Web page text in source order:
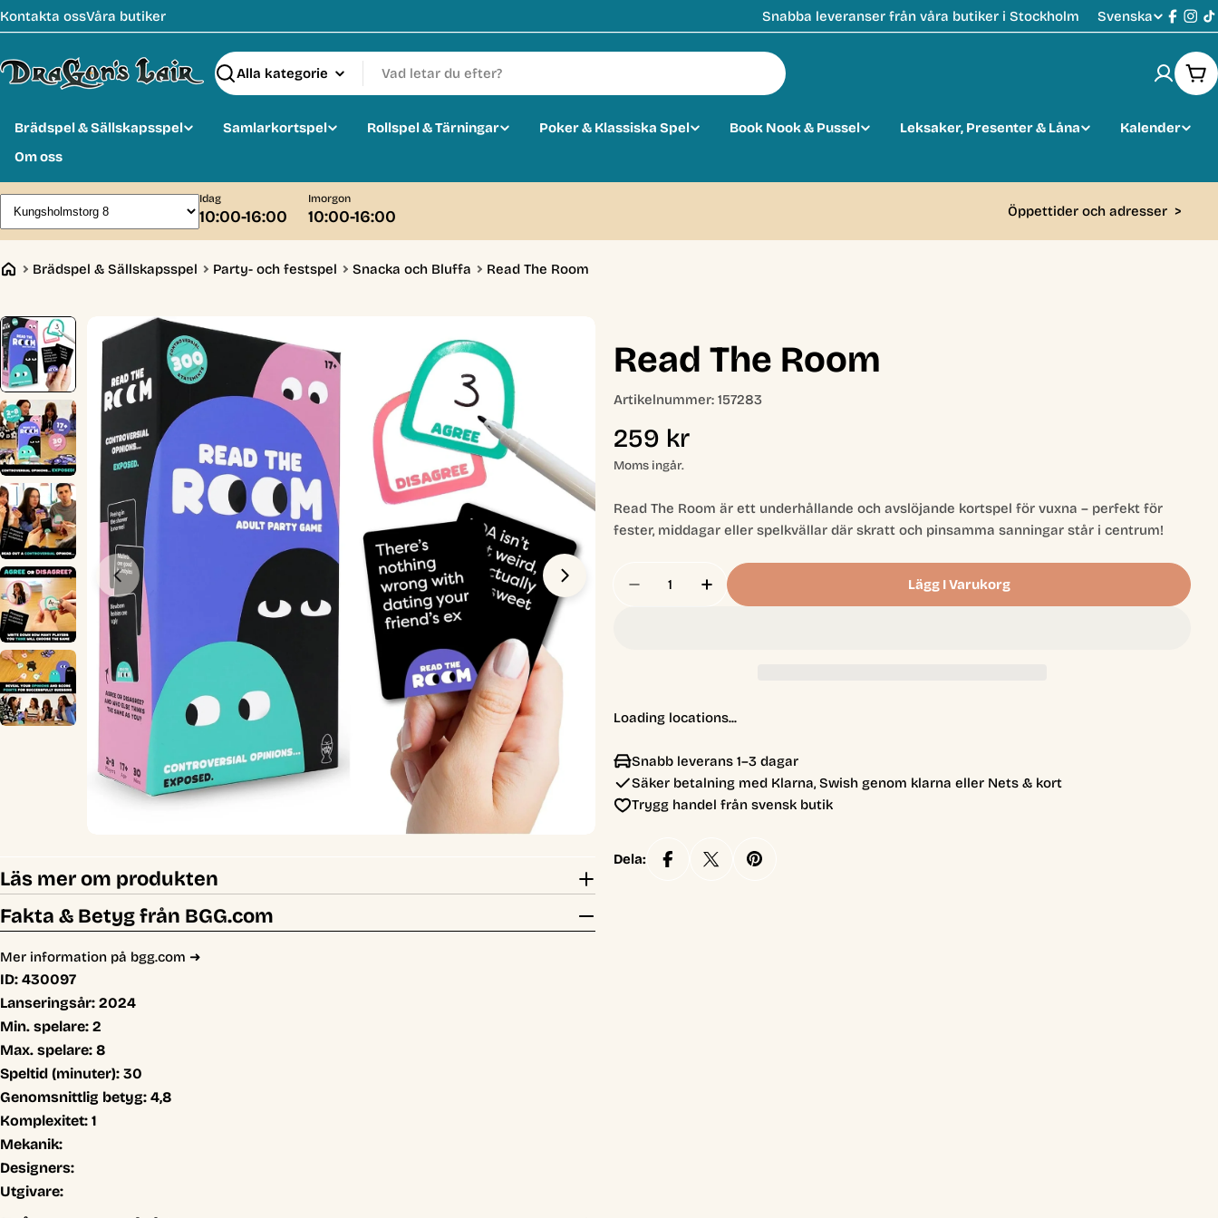
Hoppa
till
Kontakta ossVåra butiker Snabba leveranser från våra butiker i Stockholm
S
k
Svenska
Sök
Brädspel & Sällskapsspel Samlarkortspel Rollspel & Tärningar Poker & Klassiska Spel Book Nook & Pussel Leksaker, Presenter & Låna
Kalender
Om oss
Idag
10:00-16:00
Imorgon
10:00-16:00 Öppettider och adresser >
Brädspel & Sällskapsspel Party- och festspel Snacka och Bluffa Read The Room
Öppna media 0 i modal Öppna media 1 i modal Öppna media
Läs mer om produkten
Fakta & Betyg från BGG.com
Mer information på bgg.com ➜
ID: 430097
Lanseringsår: 2024
Min. spelare: 2
Max. spelare: 8
Speltid (minuter): 30
Genomsnittlig betyg: 4,8
Komplexitet: 1
Mekanik:
Designers:
Utgivare:
Read The Room
Artikelnummer: 157283
Ordinarie
pris
259 kr
Moms ingår.
Read The Room är ett underhållande och avslöjande kortspel för vuxna – perfekt för
fester, middagar eller spelkvällar där skratt och pinsamma sanningar står i centrum!
Minska Antal För Read The Room
Öka Antal För Read The Room
Lägg I Varukorg
Loading locations...
Snabb leverans 1–3 dagar
Säker betalning med Klarna, Swish genom klarna eller Nets & kort
Trygg handel från svensk butik
Dela: